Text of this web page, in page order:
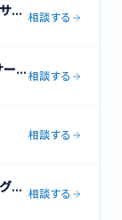
ITアウトソーシング・不動産間取り図作成サービス 相談する
不動産セクター向けDX・アドバイザリーサービス 相談する
相談する
人材育成・組織開発研修・コンサルティングサービス 相談する